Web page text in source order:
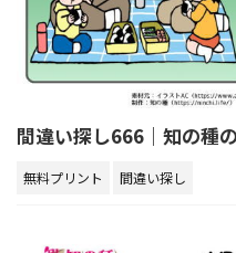
間違い探し666｜知の種
無料プリント 間違い探し